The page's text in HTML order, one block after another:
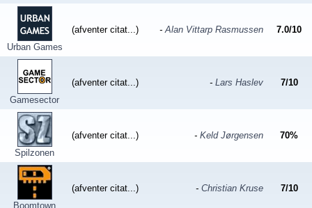
Urban Games
(afventer citat...) -Alan Vittarp Rasmussen 7.0/10
Gamesector
(afventer citat...) - Lars Haslev 7/10
Spilzonen
(afventer citat...) - Keld Jørgensen 70%
Boomtown
(afventer citat...) - Christian Kruse 7/10